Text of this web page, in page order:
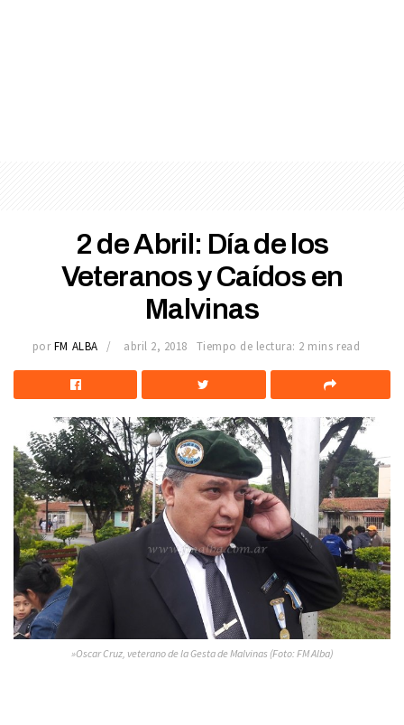
2 de Abril: Día de los
Veteranos y Caídos en
Malvinas
por FM ALBA abril 2, 2018 Tiempo de lectura: 2 mins read
»Oscar Cruz, veterano de la Gesta de Malvinas (Foto: FM Alba)